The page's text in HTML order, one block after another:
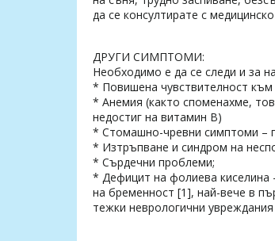
да се консултирате с
ДРУГИ СИМПТОМИ:
Необходимо е да се следи и за
* Повишена чувствителност към
* Анемия (както споменахме,
недостиг на витамин B)
* Стомашно-чревни симптоми –
* Изтръпване и синдром на
* Сърдечни проблеми;
* Дефицит на фолиева киселина
на бременност [1], най-вече в
тежки неврологични